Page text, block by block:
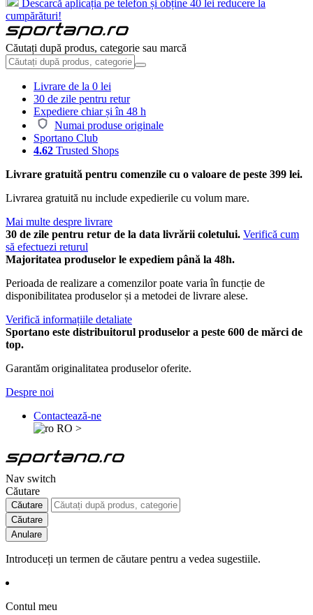
Descarcă aplicația pe telefon și obține 40 lei reducere la
cumpărături!
Căutați după produs, categorie sau marcă
Livrare de la 0 lei
30 de zile pentru retur
Expediere chiar și în 48 h
Numai produse originale
Sportano Club
4.62 Trusted Shops
Livrare gratuită pentru comenzile cu o valoare de peste 399 lei.
Livrarea gratuită nu include expedierile cu volum mare.
Mai multe despre livrare
30 de zile pentru retur de la data livrării coletului. Verifică cum
să efectuezi returul
Majoritatea produselor le expediem până la 48h.
Perioada de realizare a comenzilor poate varia în funcție de
disponibilitatea produselor și a metodei de livrare alese.
Verifică informațiile detaliate
Sportano este distribuitorul produselor a peste 600 de mărci de
top.
Garantăm originalitatea produselor oferite.
Despre noi
Contactează-ne
RO >
Nav switch
Căutare
Căutare
Căutare
Anulare
Introduceți un termen de căutare pentru a vedea sugestiile.
Contul meu